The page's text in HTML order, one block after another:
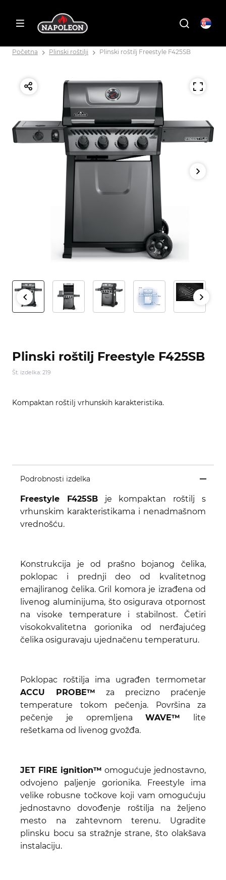
Početna Plinski roštilji Plinski roštilj Freestyle F425SB
Plinski roštilj Freestyle F425SB
Št. izdelka: 219
Kompaktan roštilj vrhunskih karakteristika.
Podrobnosti izdelka
Freestyle F425SB
je kompaktan roštilj s
vrhunskim karakteristikama i nenadmašnom
vrednošću.
Konstrukcija je od prašno bojanog čelika,
poklopac i prednji deo od kvalitetnog
emajliranog čelika. Gril komora je izrađena od
livenog aluminijuma, što osigurava otpornost
na visoke temperature i stabilnost. Četiri
visokokvalitetna gorionika od nerđajućeg
čelika osiguravaju ujednačenu temperaturu.
Poklopac roštilja ima ugrađen termometar
ACCU PROBE™ za precizno praćenje
temperature tokom pečenja. Površina za
pečenje je opremljena
WAVE™
lite
rešetkama od livenog gvožđa.
JET FIRE ignition™ omogućuje jednostavno,
odvojeno paljenje gorionika. Freestyle ima
velike robusne točkove koji vam omogućuju
jednostavno dovođenje roštilja na željeno
mesto na zahtevnom terenu. Ugradite
plinsku bocu sa stražnje strane, što olakšava
instalaciju.